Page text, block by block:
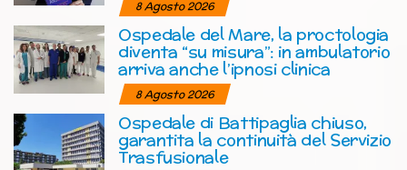
8 Agosto 2026
Ospedale del Mare, la proctologia
diventa “su misura”: in ambulatorio
arriva anche l’ipnosi clinica
8 Agosto 2026
Ospedale di Battipaglia chiuso,
garantita la continuità del Servizio
Trasfusionale